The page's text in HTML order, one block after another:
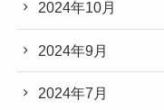
2024年10月
2024年9月
2024年7月